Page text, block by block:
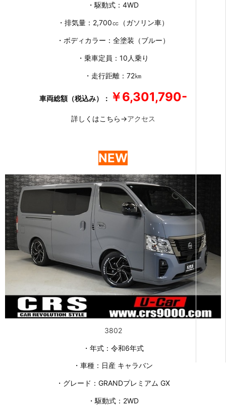
・駆動式：4WD
・排気量：2,700㏄（ガソリン車）
・ボディカラー：全塗装（ブルー）
・乗車定員：10人乗り
・走行距離：72㎞
車両総額（税込み）： ￥6,301,790-
詳しくはこちら→アクセス
NEW
3802
・年式：令和6年式
・車種：日産 キャラバン
・グレード：GRANDプレミアム GX
・駆動式：2WD